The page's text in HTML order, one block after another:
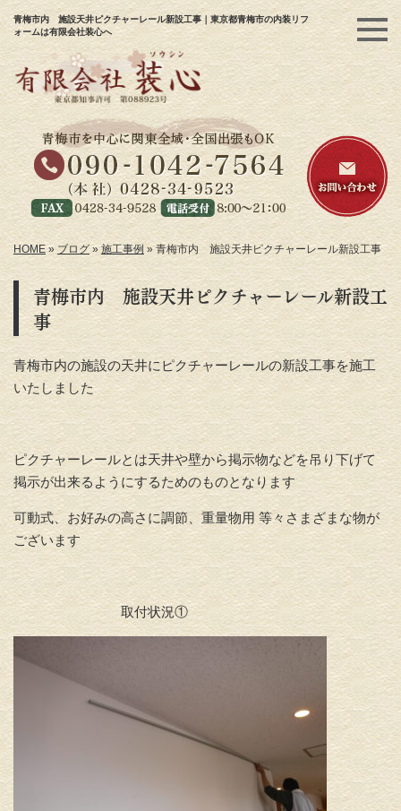
青梅市内 施設天井ピクチャーレール新設工事｜東京都青梅市の内装リフ
ォームは有限会社装心へ
HOME » ブログ » 施工事例 »青梅市内 施設天井ピクチャーレール新設工事
青梅市内 施設天井ピクチャーレール新設工
事
青梅市内の施設の天井にピクチャーレールの新設工事を施工
いたしました
ピクチャーレールとは天井や壁から掲示物などを吊り下げて
掲示が出来るようにするためのものとなります
可動式、お好みの高さに調節、重量物用 等々さまざまな物が
ございます
取付状況①